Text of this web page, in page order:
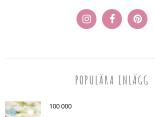
POPULÄRA INLÄGG
100 000